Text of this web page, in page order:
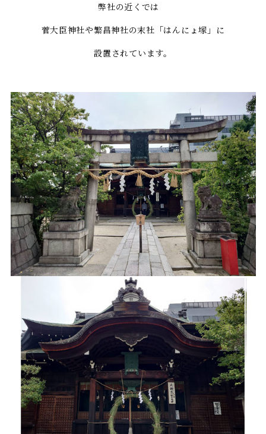
弊社の近くでは
菅大臣神社や繁昌神社の末社「はんにょ塚」に
設置されています。